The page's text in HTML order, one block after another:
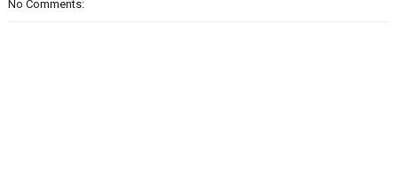
No Comments: